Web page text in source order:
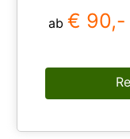
ab € 90,-